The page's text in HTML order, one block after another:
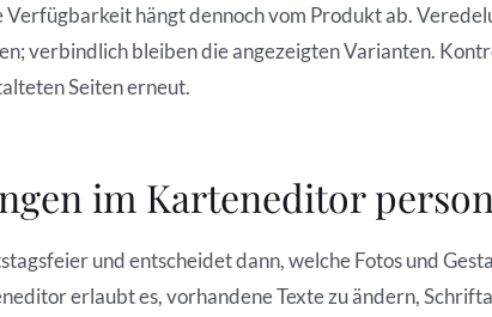
hängt dennoch vom Produkt ab.
verbindlich bleiben die angezeigten Varianten.
Seiten erneut.
im Karteneditor
und entscheidet dann, welche Fotos und
erlaubt es, vorhandene Texte zu ändern,